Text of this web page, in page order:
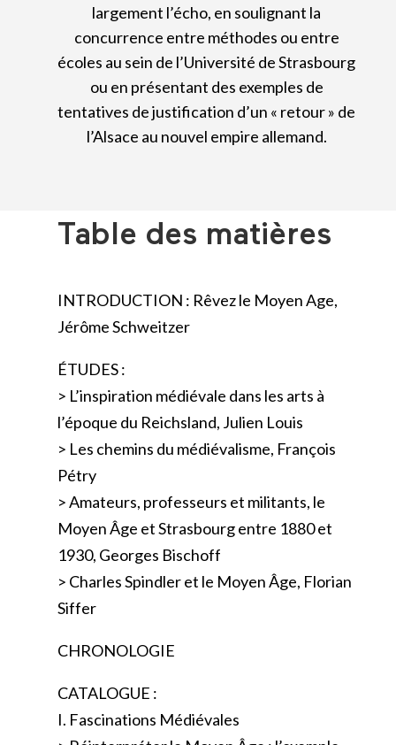
largement l’écho, en soulignant la
concurrence entre méthodes ou entre
écoles au sein de l’Université de Strasbourg
ou en présentant des exemples de
tentatives de justification d’un « retour » de
l’Alsace au nouvel empire allemand.
Table des matières
INTRODUCTION : Rêvez le Moyen Age,
Jérôme Schweitzer
ÉTUDES :
> L’inspiration médiévale dans les arts à
l’époque du Reichsland, Julien Louis
> Les chemins du médiévalisme, François
Pétry
> Amateurs, professeurs et militants, le
Moyen Âge et Strasbourg entre 1880 et
1930, Georges Bischoff
> Charles Spindler et le Moyen Âge, Florian
Siffer
CHRONOLOGIE
CATALOGUE :
I. Fascinations Médiévales